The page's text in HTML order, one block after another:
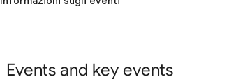
Events and key events